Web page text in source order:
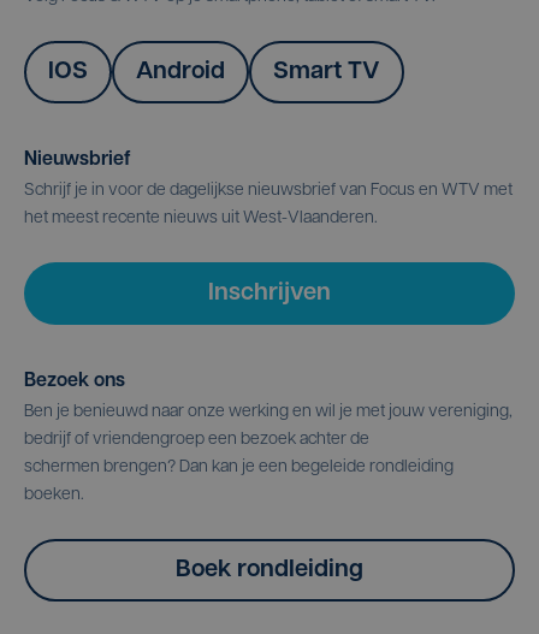
IOS Android Smart TV
Nieuwsbrief
Schrijf je in voor de dagelijkse nieuwsbrief van Focus en WTV met
het meest recente nieuws uit West-Vlaanderen.
Inschrijven
Bezoek ons
Ben je benieuwd naar onze werking en wil je met jouw vereniging,
bedrijf of vriendengroep een bezoek achter de
schermen brengen? Dan kan je een begeleide rondleiding
boeken.
Boek rondleiding